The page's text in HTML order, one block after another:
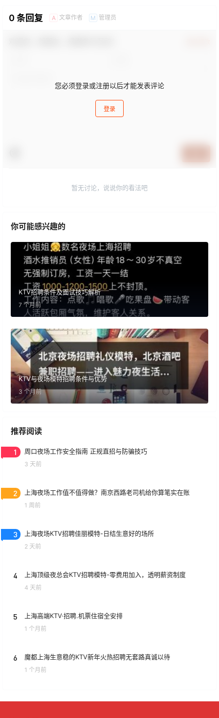
0 条回复 A 文章作者 M 管理员
您必须登录或注册以后才能发表评论
登录
暂无讨论，说说你的看法吧
你可能感兴趣的
KTV招聘条件及面试技巧解析
7 个月前
KTV与夜场模特招聘条件与优势
3 个月前
推荐阅读
1 周口夜场工作安全指南 正规直招与防骗技巧
3 天前
2 上海夜场工作值不值得做？南京西路老司机给你算笔实在账
1 周前
3 上海夜场KTV招聘佳丽模特-日结生意好的场所
2 天前
4 上海顶级夜总会KTV招聘模特-零费用加入，透明薪资制度
4 天前
5 上海高端KTV·招聘.机票住宿全安排
1 个月前
6 魔都上海生意稳的KTV新年火热招聘无套路真诚以待
1 个月前